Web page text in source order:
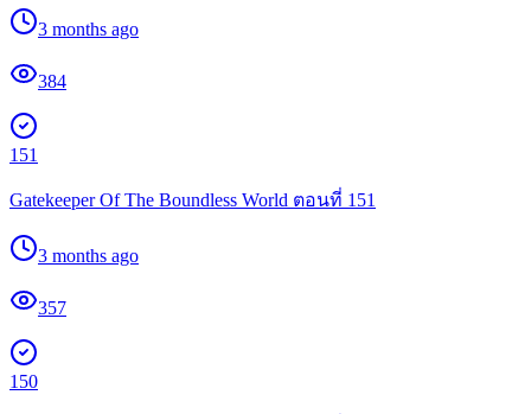
3 months ago
384
151
Gatekeeper Of The Boundless World ตอนที่ 151
3 months ago
357
150